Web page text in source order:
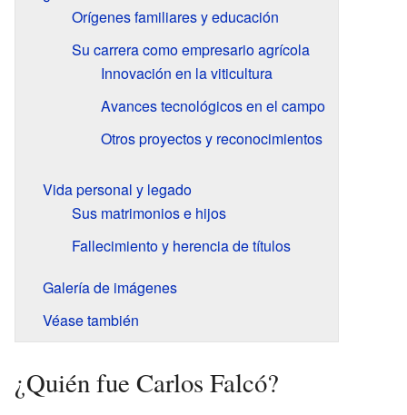
Orígenes familiares y educación
Su carrera como empresario agrícola
Innovación en la viticultura
Avances tecnológicos en el campo
Otros proyectos y reconocimientos
Vida personal y legado
Sus matrimonios e hijos
Fallecimiento y herencia de títulos
Galería de imágenes
Véase también
¿Quién fue Carlos Falcó?